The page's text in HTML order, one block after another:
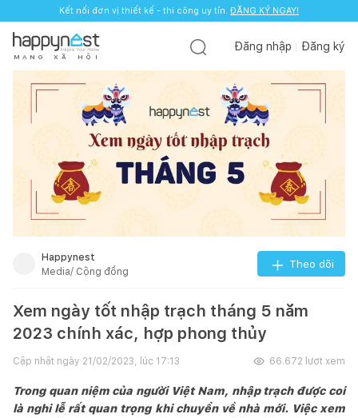
Kết nối đơn vị thiết kế - thi công uy tín. ĐĂNG KÝ NGAY!
M Ạ N G X Ã H Ộ I
Đăng nhập Đăng ký
Happynest
Media/ Cộng đồng
Theo dõi
Xem ngày tốt nhập trạch tháng 5 năm
2023 chính xác, hợp phong thủy
Cập nhật ngày 21/02/2023, lúc 17:13 66.672 lượt xem
Trong quan niệm của người Việt Nam, nhập trạch được coi
là nghi lễ rất quan trọng khi chuyển về nhà mới. Việc xem